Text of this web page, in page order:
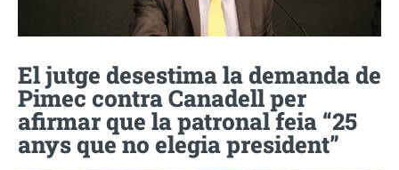
El jutge desestima la demanda de
Pimec contra Canadell per
afirmar que la patronal feia “25
anys que no elegia president”